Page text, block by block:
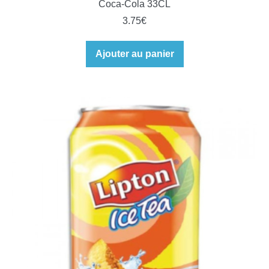
Coca-Cola 33CL
3.75€
Ajouter au panier